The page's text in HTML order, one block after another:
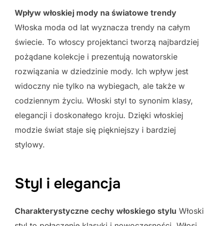
Wpływ włoskiej mody na światowe trendy
Włoska moda od lat wyznacza trendy na całym
świecie. To włoscy projektanci tworzą najbardziej
pożądane kolekcje i prezentują nowatorskie
rozwiązania w dziedzinie mody. Ich wpływ jest
widoczny nie tylko na wybiegach, ale także w
codziennym życiu. Włoski styl to synonim klasy,
elegancji i doskonałego kroju. Dzięki włoskiej
modzie świat staje się piękniejszy i bardziej
stylowy.
Styl i elegancja
Charakterystyczne cechy włoskiego stylu Włoski